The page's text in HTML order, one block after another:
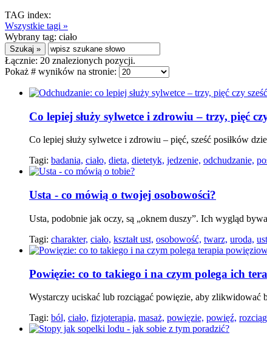
TAG index:
Wszystkie tagi »
Wybrany tag: ciało
Łącznie: 20 znalezionych pozycji.
Pokaż # wyników na stronie:
Co lepiej służy sylwetce i zdrowiu – trzy, pięć
Co lepiej służy sylwetce i zdrowiu – pięć, sześć posiłków
Tagi: badania, ciało, dieta, dietetyk, jedzenie, odchudzanie,
Usta - co mówią o twojej osobowości?
Usta, podobnie jak oczy, są „oknem duszy”. Ich wygląd
Tagi: charakter, ciało, kształt ust, osobowość, twarz, uroda,
Powięzie: co to takiego i na czym polega ich
Wystarczy uciskać lub rozciągać powięzie, aby
Tagi: ból, ciało, fizjoterapia, masaż, powięzie, powięź,